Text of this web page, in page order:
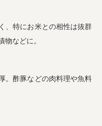
、特にお米との相性は抜群
物などに。
。酢豚などの肉料理や魚料